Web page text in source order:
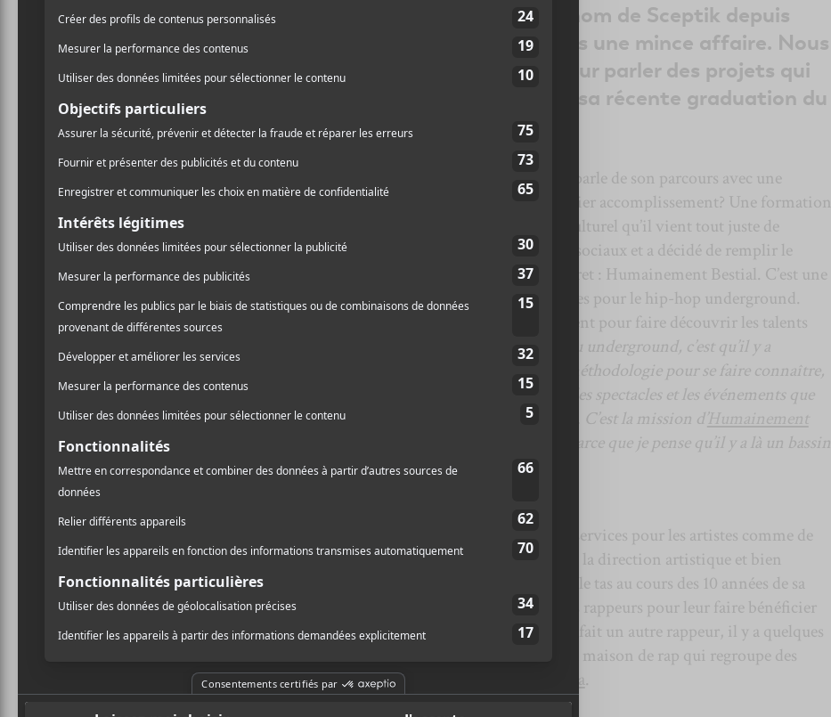
David Melançon fait du rap sous le nom de Sceptik depuis
presque 10 ans. À 24 ans, ce n’est pas une mince affaire. Nous
nous sommes entretenus avec lui pour parler des projets qui
s’en viennent, de son parcours et de sa récente graduation du
CASE.
est enjoué et bavard. Il nous parle de son parcours avec une
aisance et une maturité impressionnantes. Son dernier accomplissement? Une formation
en lancement d’entreprise dans le milieu culturel qu’il vient tout juste de
terminer. Il a vu passer une publicité sur les réseaux sociaux et a décidé de remplir le
formulaire. Il faut dire que son projet était déjà concret : Humainement Bestial. C’est une
nouvelle boîte de production et prestataire de services pour le hip-hop underground.
Parce que pour Melançon, ça manque de rayonnement pour faire découvrir les talents
cachés de la scène : «
Ce que je veux dire par le milieu underground, c’est qu’il y a
beaucoup d’artistes qui n’ont pas les moyens, ou la méthodologie pour se faire connaître,
ce que le CASE amène, entre parenthèses. À travers les spectacles et les événements que
j’ai faits, j’en ai vu beaucoup qui sont très talentueux. C’est la mission d’Humainement
, de mettre de l’avant la scène underground, parce que je pense qu’il y a là un bassin
très talentueux.»
offre des services pour les artistes comme de
l’enregistrement, de la gestion de réseaux sociaux, de la direction artistique et bien
d’autres. Ce sont des métiers qu’il a appris à faire sur le tas au cours des 10 années de sa
carrière et maintenant, il se met au service des autres rappeurs pour leur faire bénéficier
du chemin parcouru. C’est un peu le même pari qu’a fait un autre rappeur, il y a quelques
années : Anodajay. En créant 7e Ciel, il a construit la maison de rap qui regroupe des
artistes commeKoriass,Alaclair Ensemble .